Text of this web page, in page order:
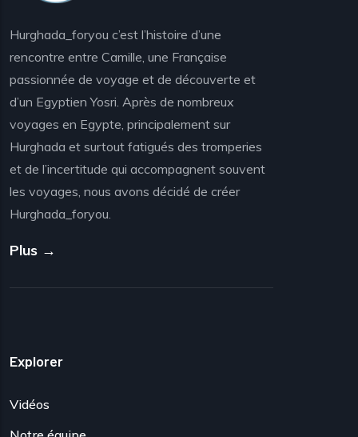
Hurghada_foryou c’est l’histoire d’une
rencontre entre Camille, une Française
passionnée de voyage et de découverte et
d’un Egyptien Yosri. Après de nombreux
voyages en Egypte, principalement sur
Hurghada et surtout fatigués des tromperies
et de l’incertitude qui accompagnent souvent
les voyages, nous avons décidé de créer
Hurghada_foryou.
Plus →
Explorer
Vidéos